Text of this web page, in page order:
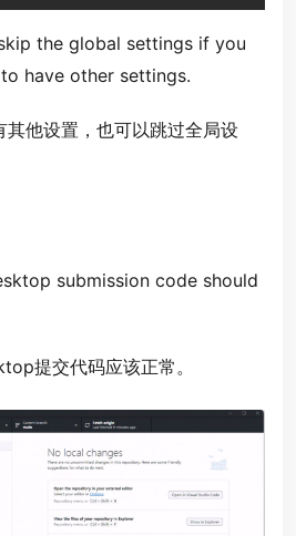
the global settings if you
have other settings.
其他设置，也可以跳过全局设
submission code should
提交代码应该正常。